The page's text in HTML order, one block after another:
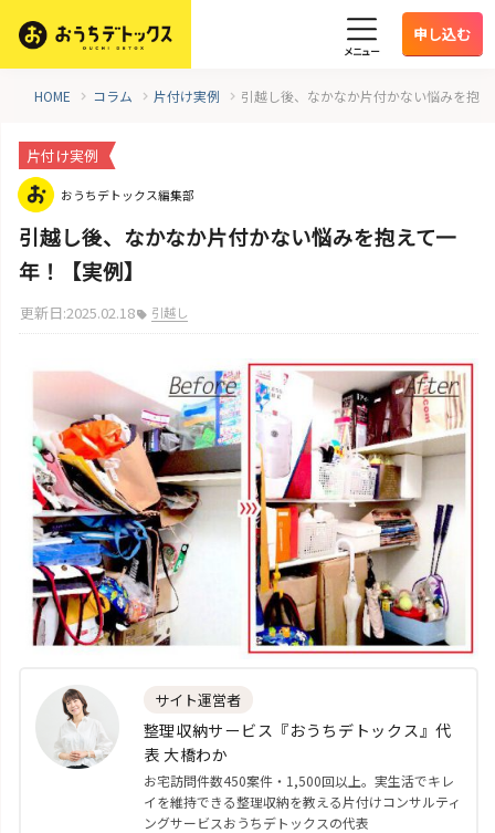
メニュー
申し込む
HOME コラム 片付け実例 引越し後、なかなか片付かない悩みを抱
片付け実例
おうちデトックス編集部
引越し後、なかなか片付かない悩みを抱えて一
年！【実例】
更新日:2025.02.18 引越し
サイト運営者
整理収納サービス『おうちデトックス』代
表 大橋わか
お宅訪問件数450案件・1,500回以上。実生活でキレ
イを維持できる整理収納を教える片付けコンサルティ
ングサービスおうちデトックスの代表